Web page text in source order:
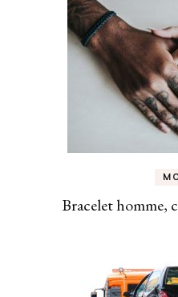
Bracelet homme,